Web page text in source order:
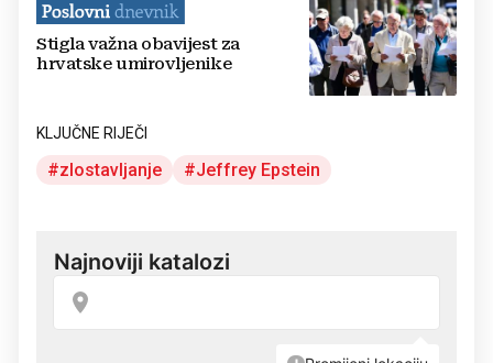
Stigla važna obavijest za
hrvatske umirovljenike
KLJUČNE RIJEČI
zlostavljanje Jeffrey Epstein